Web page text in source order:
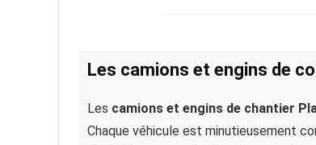
Les camions et engins de
Les camions et engins de chantier
Chaque véhicule est minutieusement